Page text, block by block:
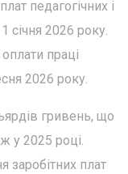
педагогічних і
січня 2026 року.
праці
2026 року.
гривень, що
у 2025 році.
заробітних плат